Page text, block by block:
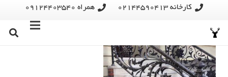
کارخانه 02144590413 همراه 09124403540